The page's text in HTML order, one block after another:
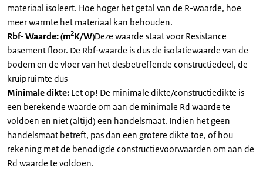
materiaal isoleert. Hoe hoger het getal van de R-waarde, hoe
meer warmte het materiaal kan behouden.
Rbf- Waarde: (m2K/W)Deze waarde staat voor Resistance
basement floor. De Rbf-waarde is dus de isolatiewaarde van de
bodem en de vloer van het desbetreffende constructiedeel, de
kruipruimte dus
Minimale dikte: Let op! De minimale dikte/constructiedikte is
een berekende waarde om aan de minimale Rd waarde te
voldoen en niet (altijd) een handelsmaat. Indien het geen
handelsmaat betreft, pas dan een grotere dikte toe, of hou
rekening met de benodigde constructievoorwaarden om aan de
Rd waarde te voldoen.